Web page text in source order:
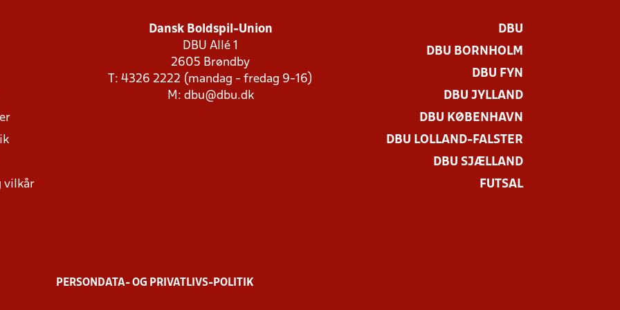
vilkår
Dansk Boldspil-Union
DBU Allé 1
2605 Brøndby
T: 4326 2222 (mandag - fredag 9-16)
M: dbu@dbu.dk
DBU
DBU BORNHOLM
DBU FYN
DBU JYLLAND
DBU KØBENHAVN
DBU LOLLAND-FALSTER
DBU SJÆLLAND
FUTSAL
PERSONDATA- OG PRIVATLIVS-POLITIK